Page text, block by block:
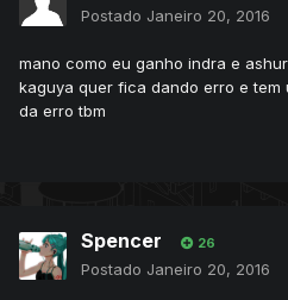
Postado Janeiro 20, 2016
mano como eu ganho indra e
kaguya quer fica dando erro e tem
da erro tbm
Spencer 26
Postado Janeiro 20, 2016